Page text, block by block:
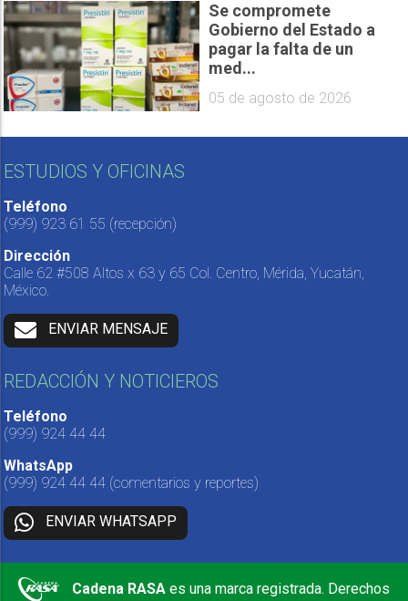
Se compromete
Gobierno del Estado a
pagar la falta de un
med...
05 de agosto de 2026
ESTUDIOS Y OFICINAS
Teléfono
(999) 923 61 55 (recepción)
Dirección
Calle 62 #508 Altos x 63 y 65 Col. Centro, Mérida, Yucatán,
México.
ENVIAR MENSAJE
REDACCIÓN Y NOTICIEROS
Teléfono
(999) 924 44 44
WhatsApp
(999) 924 44 44 (comentarios y reportes)
ENVIAR WHATSAPP
Cadena RASA es una marca registrada. Derechos